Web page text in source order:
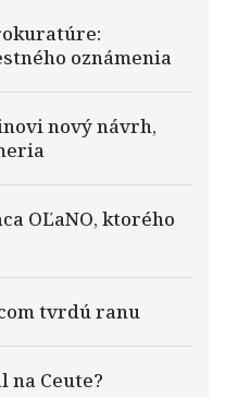
oznámenia
nový návrh,
OĽaNO, ktorého
tvrdú ranu
na Ceute?